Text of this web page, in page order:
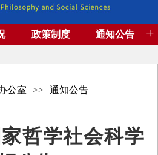
政策制度 通知公告 +
公室 >> 通知公告
哲学社会科学